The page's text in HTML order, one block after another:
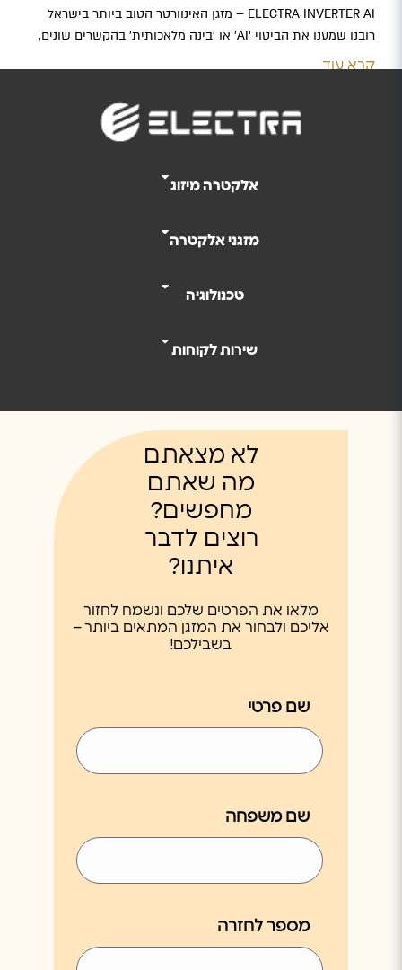
ELECTRA INVERTER AI – מזגן האינוורטר הטוב ביותר בישראל
רובנו שמענו את הביטוי ‘AI’ או ‘בינה מלאכותית’ בהקשרים שונים,
אלא שעכשיו מהפכת הבינה המלאכותית מגיעה לראשונה גם לעולם
החכם המבוסס על אלגוריתם AI, לומד את הרגלי השימוש שלכם…
קרא עוד
אלקטרה מיזוג
מזגני אלקטרה
טכנולוגיה
שירות לקוחות
לא מצאתם
מה שאתם
מחפשים?
רוצים לדבר
איתנו?
מלאו את הפרטים שלכם ונשמח לחזור
אליכם ולבחור את המזגן המתאים ביותר –
בשבילכם!
שם פרטי
שם משפחה
מספר לחזרה